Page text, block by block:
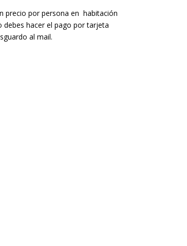
precio por persona en habitación
debes hacer el pago por tarjeta
al mail.